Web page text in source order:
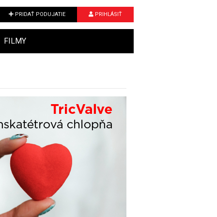
PRIDAŤ PODUJATIE PRIHLÁSIŤ
FILMY